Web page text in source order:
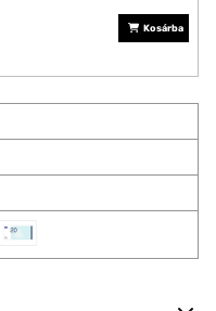
Kosárba